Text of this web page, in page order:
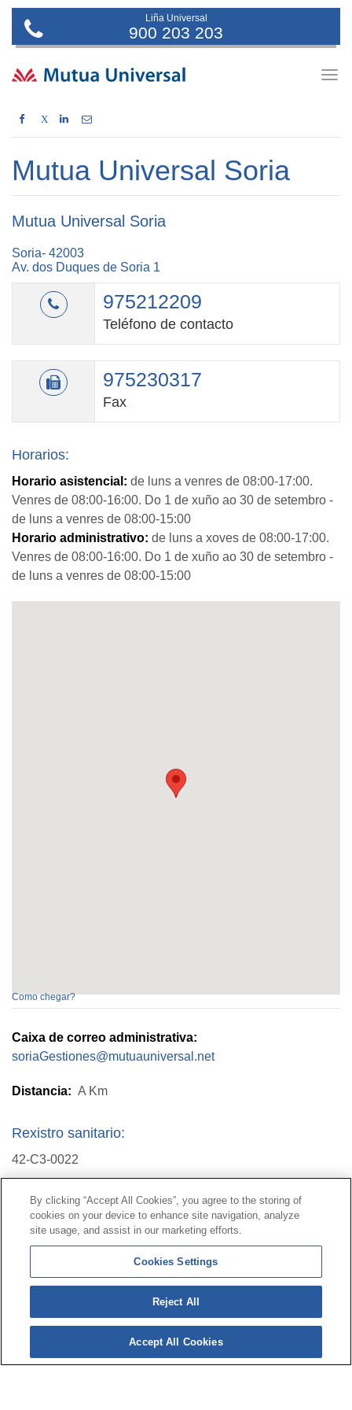
Liña Universal
900 203 203
X
Mutua Universal Soria
Mutua Universal Soria
Soria- 42003
Av. dos Duques de Soria 1
975212209
Teléfono de contacto
975230317
Fax
Horarios:
Horario asistencial: de luns a venres de 08:00-17:00.
Venres de 08:00-16:00. Do 1 de xuño ao 30 de setembro -
de luns a venres de 08:00-15:00
Horario administrativo: de luns a xoves de 08:00-17:00.
Venres de 08:00-16:00. Do 1 de xuño ao 30 de setembro -
de luns a venres de 08:00-15:00
Como chegar?
Caixa de correo administrativa:
soriaGestiones@mutuauniversal.net
Distancia: A Km
Rexistro sanitario:
42-C3-0022
Contacto|Perfil do contratante|Reclamacións
Liña Universal 900 203 203|Zona Privada Comisión de
Prestacións Especiais|Zona Privada Provedor Sanitario
© Mutua Universal 2026| Mapa do sitio | Aviso legal |
Política de Protección de Datos
cookies
Síguenos en:
By clicking “Accept All Cookies”, you agree to the storing of
cookies on your device to enhance site navigation, analyze
site usage, and assist in our marketing efforts.
Cookies Settings
Reject All
Accept All Cookies